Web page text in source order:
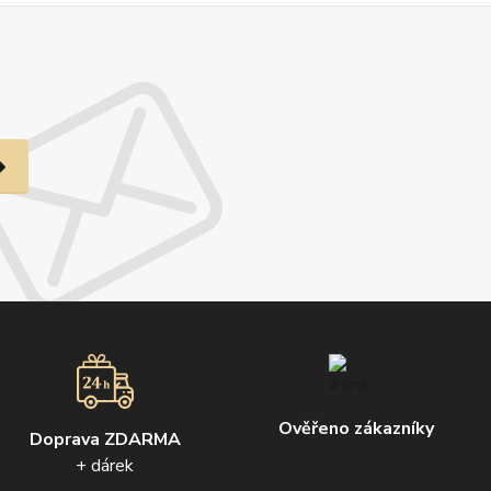
Doprava ZDARMA
+ dárek
Ověřeno zákazníky